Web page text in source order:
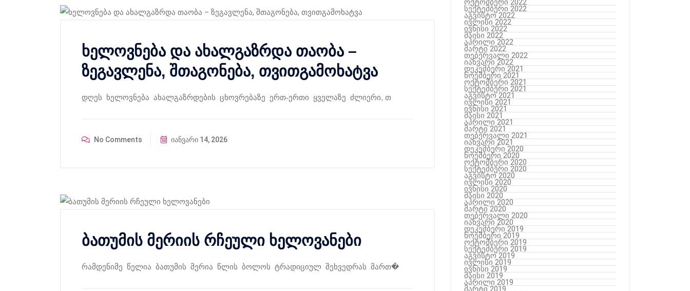
ხელოვნება და ახალგაზრდა თაობა –
ზეგავლენა, შთაგონება, თვითგამოხატვა
დღეს ხელოვნება ახალგაზრდების ცხოვრებაზე ერთ-ერთი ყველაზე ძლიერი, თ
No Comments იანვარი 14, 2026
ბათუმის მერიის რჩეული ხელოვანები
რამდენიმე წელია ბათუმის მერია წლის ბოლოს ტრადიციულ შეხვედრას მართ�
ოქტომბერი 2022
სექტემბერი 2022
აგვისტო 2022
ივლისი 2022
ივნისი 2022
მაისი 2022
აპრილი 2022
მარტი 2022
თებერვალი 2022
იანვარი 2022
დეკემბერი 2021
ნოემბერი 2021
ოქტომბერი 2021
სექტემბერი 2021
აგვისტო 2021
ივლისი 2021
ივნისი 2021
მაისი 2021
აპრილი 2021
მარტი 2021
თებერვალი 2021
იანვარი 2021
დეკემბერი 2020
ნოემბერი 2020
ოქტომბერი 2020
სექტემბერი 2020
აგვისტო 2020
ივლისი 2020
ივნისი 2020
მაისი 2020
აპრილი 2020
მარტი 2020
თებერვალი 2020
იანვარი 2020
დეკემბერი 2019
ნოემბერი 2019
ოქტომბერი 2019
სექტემბერი 2019
აგვისტო 2019
ივლისი 2019
ივნისი 2019
მაისი 2019
აპრილი 2019
მარტი 2019